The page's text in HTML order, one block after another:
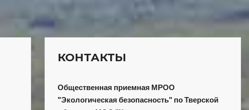
КОНТАКТЫ
Общественная приемная МРОО
"Экологическая безопасность" по Тверской